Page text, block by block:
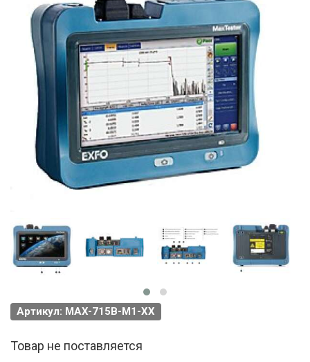
Артикул: MAX-715B-M1-XX
Товар не поставляется